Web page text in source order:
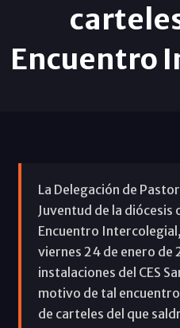
Encuentro
La Delegación de
Juventud de la diócesis
Encuentro
viernes 24 de enero de
instalaciones del CES
motivo de tal
de carteles del que